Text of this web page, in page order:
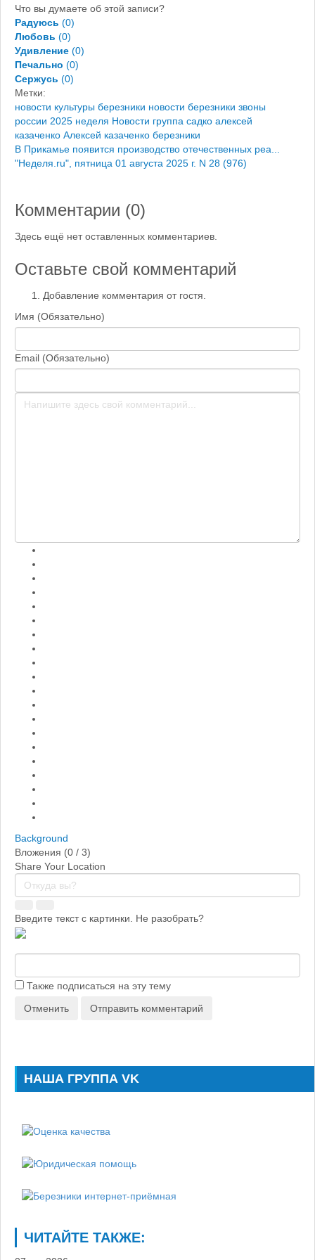
Что вы думаете об этой записи?
Радуюсь (0)
Любовь (0)
Удивление (0)
Печально (0)
Сержусь (0)
Метки:
новости культуры березники новости березники звоны
россии 2025 неделя Новости группа садко алексей
казаченко Алексей казаченко березники
В Прикамье появится производство отечественных реа...
"Неделя.ru", пятница 01 августа 2025 г. N 28 (976)
Комментарии (0)
Здесь ещё нет оставленных комментариев.
Оставьте свой комментарий
Добавление комментария от гостя.
Имя (Обязательно)
Email (Обязательно)
Background
Вложения (0 / 3)
Share Your Location
Введите текст с картинки. Не разобрать?
Также подписаться на эту тему
Отменить
Отправить комментарий
НАША ГРУППА VK
ЧИТАЙТЕ ТАКЖЕ: